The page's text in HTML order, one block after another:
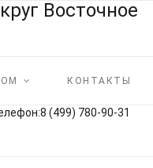
КОНТАКТЫ
(499) 780‑90‑31